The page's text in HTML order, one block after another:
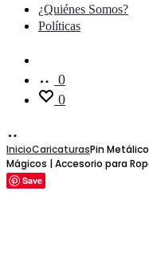
¿Quiénes Somos?
Políticas
0
0
InicioCaricaturasPin
Mágicos | Accesorio para
Save